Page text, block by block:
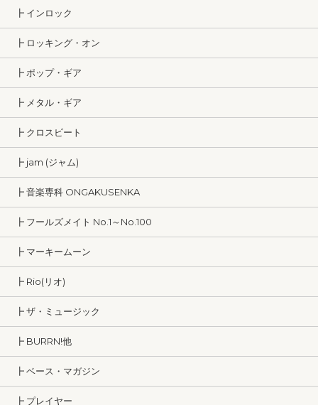
┣ インロック
┣ ロッキング・オン
┣ ポップ・ギア
┣ メタル・ギア
┣ クロスビート
┣ jam (ジャム)
┣ 音楽専科 ONGAKUSENKA
┣ フールズメイト No.1～No.100
┣ マーキームーン
┣ Rio(リオ)
┣ ザ・ミュージック
┣ BURRN!他
┣ ベース・マガジン
┣ プレイヤー